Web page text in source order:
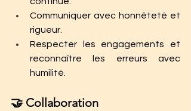
Communiquer avec honnêteté et
rigueur.
Respecter les engagements et
reconnaître les erreurs avec
humilité.
🤝 Collaboration